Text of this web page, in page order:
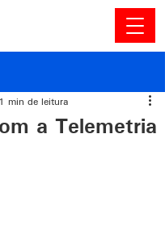
a Telemetria
1 min de leitura